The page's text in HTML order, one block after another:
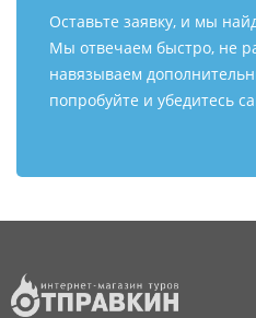
Оставьте заявку, и мы
Мы отвечаем быстро, не
навязываем
попробуйте и убедитесь